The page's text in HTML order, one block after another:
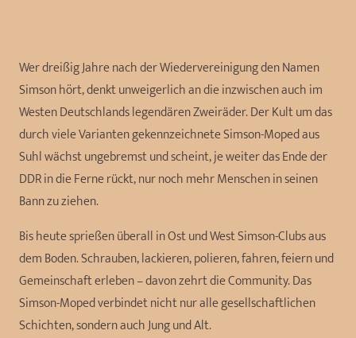
Wer dreißig Jahre nach der Wiedervereinigung den Namen
Simson hört, denkt unweigerlich an die inzwischen auch im
Westen Deutschlands legendären Zweiräder. Der Kult um das
durch viele Varianten gekennzeichnete Simson-Moped aus
Suhl wächst ungebremst und scheint, je weiter das Ende der
DDR in die Ferne rückt, nur noch mehr Menschen in seinen
Bann zu ziehen.
Bis heute sprießen überall in Ost und West Simson-Clubs aus
dem Boden. Schrauben, lackieren, polieren, fahren, feiern und
Gemeinschaft erleben – davon zehrt die Community. Das
Simson-Moped verbindet nicht nur alle gesellschaftlichen
Schichten, sondern auch Jung und Alt.